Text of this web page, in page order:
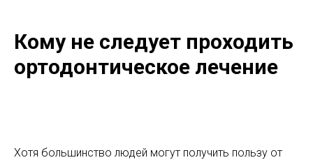
Кому не следует проходить
ортодонтическое лечение
Хотя большинство людей могут получить пользу от